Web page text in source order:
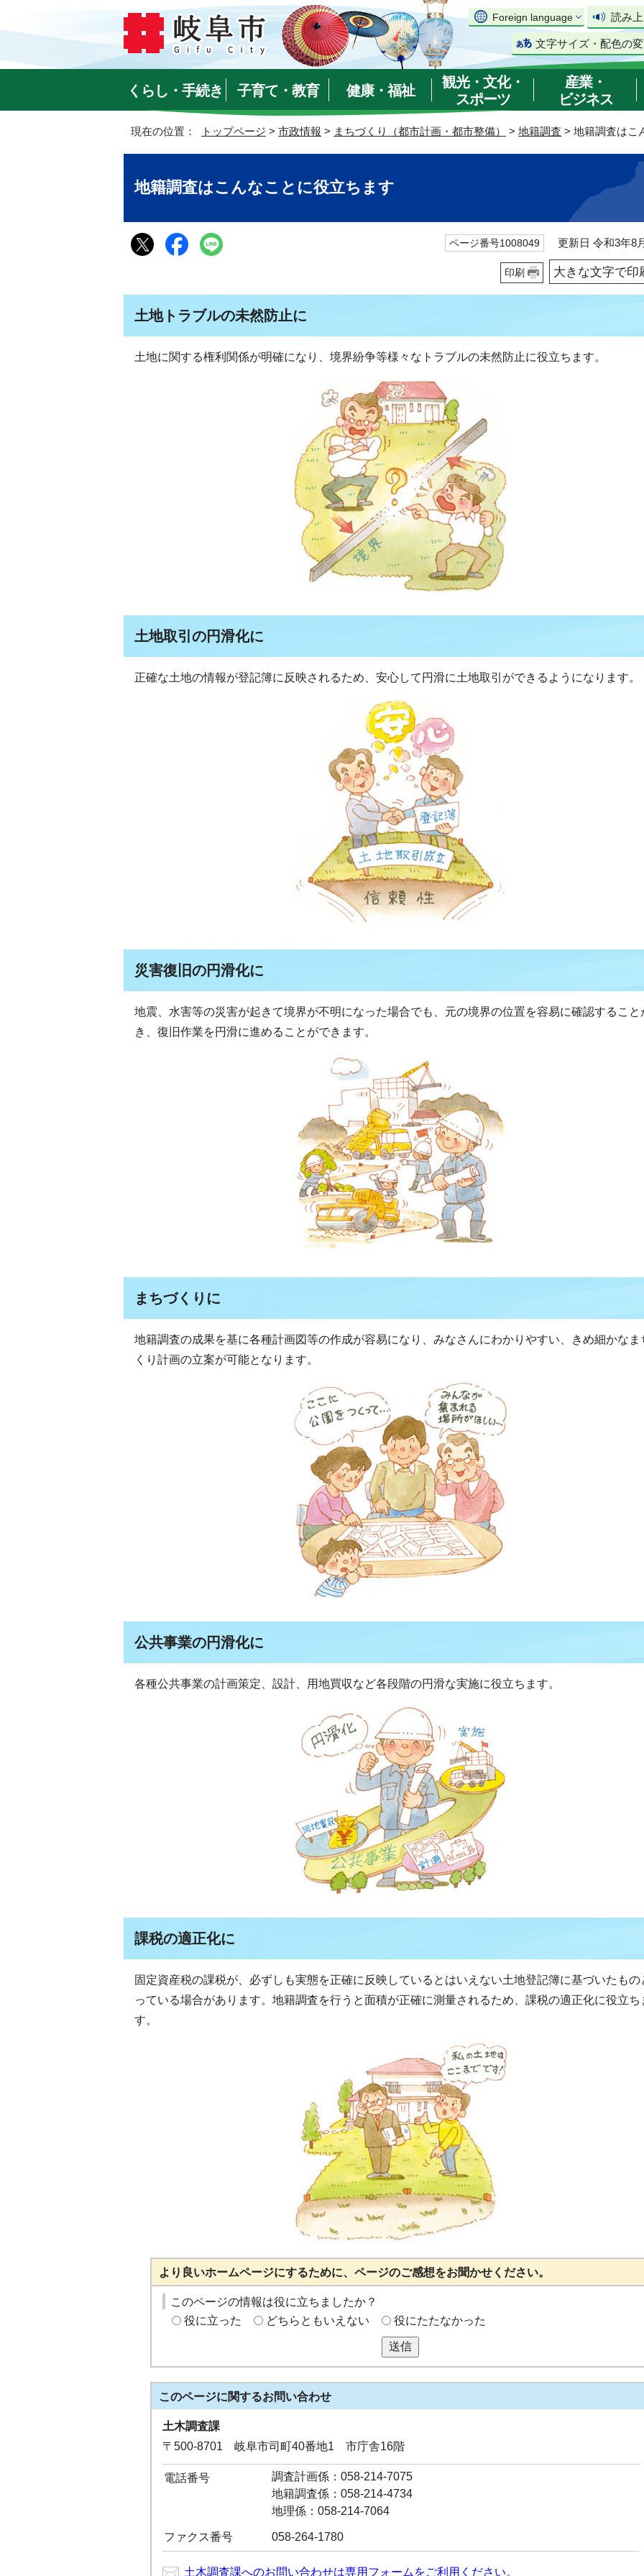
Foreign language 読み
文字サイズ・配色の
くらし・手続き 子育て・教育 健康・福祉
観光・文化・
スポーツ
産業・
ビジネス
現在の位置： トップページ > 市政情報 > まちづくり（都市計画・都市整備） > 地籍調査 > 地籍調査はこ
地籍調査はこんなことに役立ちます
ページ番号1008049 更新日 令和3年8
印刷 大きな文字で印
土地トラブルの未然防止に
土地に関する権利関係が明確になり、境界紛争等様々なトラブルの未然防止に役立ちます。
土地取引の円滑化に
正確な土地の情報が登記簿に反映されるため、安心して円滑に土地取引ができるようになります。
災害復旧の円滑化に
地震、水害等の災害が起きて境界が不明になった場合でも、元の境界の位置を容易に確認すること
き、復旧作業を円滑に進めることができます。
まちづくりに
地籍調査の成果を基に各種計画図等の作成が容易になり、みなさんにわかりやすい、きめ細かなま
くり計画の立案が可能となります。
公共事業の円滑化に
各種公共事業の計画策定、設計、用地買収など各段階の円滑な実施に役立ちます。
課税の適正化に
固定資産税の課税が、必ずしも実態を正確に反映しているとはいえない土地登記簿に基づいたもの
っている場合があります。地籍調査を行うと面積が正確に測量されるため、課税の適正化に役立ち
す。
より良いホームページにするために、ページのご感想をお聞かせください。
このページの情報は役に立ちましたか？
役に立った
どちらともいえない 役にたたなかった
送信
このページに関するお問い合わせ
土木調査課
〒500-8701 岐阜市司町40番地1 市庁舎16階
電話番号
調査計画係：058-214-7075
地籍調査係：058-214-4734
地理係：058-214-7064
ファクス番号 058-264-1780
土木調査課へのお問い合わせは専用フォームをご利用ください。